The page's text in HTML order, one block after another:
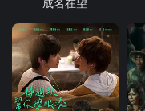
成名在望